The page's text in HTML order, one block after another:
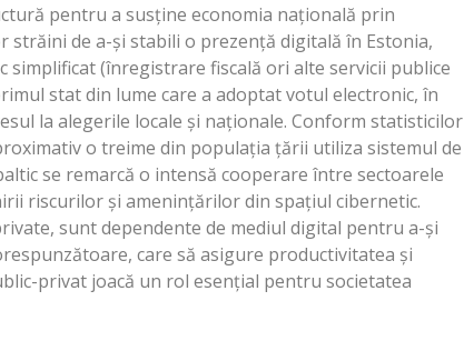
pentru a susține economia națională prin
de a-și stabili o prezență digitală în Estonia,
simplificat (înregistrare fiscală ori alte servicii publice
stat din lume care a adoptat votul electronic, în
la alegerile locale și naționale. Conform statisticilor
o treime din populația țării utiliza sistemul de
se remarcă o intensă cooperare între sectoarele
riscurilor și amenințărilor din spațiul cibernetic.
sunt dependente de mediul digital pentru a-și
care să asigure productivitatea și
privat joacă un rol esențial pentru societatea